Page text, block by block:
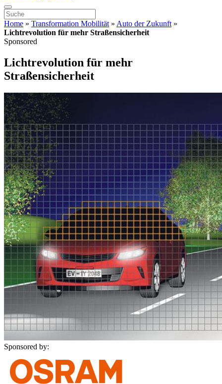
Home » Transformation Mobilität » Auto der Zukunft »
Lichtrevolution für mehr Straßensicherheit
Sponsored
Lichtrevolution für mehr
Straßensicherheit
Sponsored by: